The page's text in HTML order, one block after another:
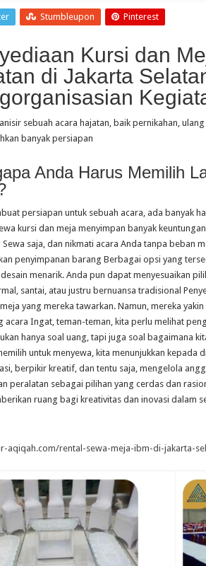
Stumbleupon Pinterest
Kursi dan
di Jakarta
sebuah acara hajatan, baik pernikahan,
banyak persiapan
Anda Harus Memilih
persiapan untuk sebuah acara, ada banyak
kursi dan meja menyimpan banyak
Sewa saja, dan nikmati acara Anda tanpa beban
penyimpanan barang Berbagai opsi yang
menarik. Anda pun dapat menyesuaikan
santai, atau justru bernuansa tradisional
yang mereka tawarkan. Namun, mereka
acara Ingat, teman-teman, kita perlu melihat
hanya soal uang, tapi juga soal bagaimana
untuk menyewa, kita menunjukkan kepada
berpikir kreatif, dan tentu saja, mengelola
peralatan sebagai pilihan yang cerdas dan
ruang bagi kreativitas dan inovasi dalam
aqiqah.com/rental-sewa-meja-ibm-di-jakarta-